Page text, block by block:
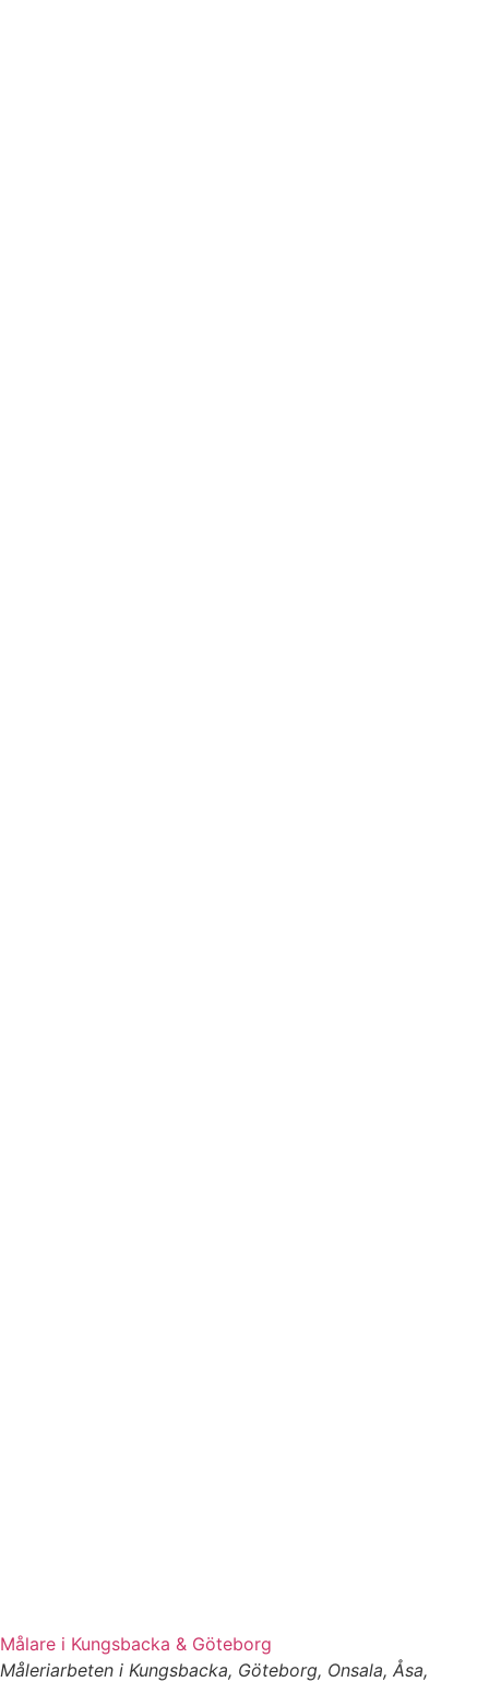
Målare i Kungsbacka & Göteborg
Måleriarbeten i Kungsbacka, Göteborg, Onsala, Åsa,